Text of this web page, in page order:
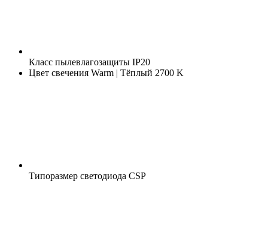
Класс пылевлагозащиты IP20
Цвет свечения Warm | Тёплый 2700 K
Типоразмер светодиода CSP